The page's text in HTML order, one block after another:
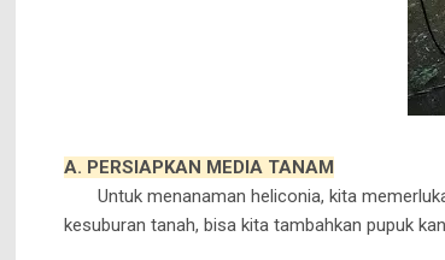
A. PERSIAPKAN MEDIA TANAM
Untuk menanaman heliconia, kita
kesuburan tanah, bisa kita tambahkan pupuk